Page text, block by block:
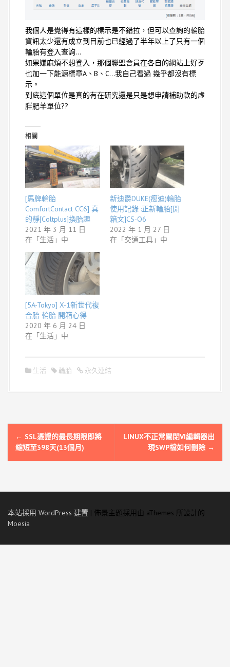
我個人是覺得有這樣的標示是不錯拉，但可以查詢的輪胎
資訊太少還有成立到目前也已經過了半年以上了只有一個
輪胎有登入查詢…
如果嫌麻煩不想登入，那個聯盟會員在各自的網站上好歹
也加一下能源標章A、B、C…我自己看過 幾乎都沒有標
示。
到底這個單位是真的有在研究還是只是想申請補助款的虛
胖肥羊單位??
相關
[馬牌輪胎
ComfortContact CC6] 真
的靜[Coltplus]換胎趣
2021 年 3 月 11 日
在「生活」中
新迪爵DUKE(瘦迪)輪胎
使用記錄 :正新輪胎[開
箱文]CS-O6
2022 年 1 月 27 日
在「交通工具」中
[5A-Tokyo] X-1新世代複
合胎 輪胎 開箱心得
2020 年 6 月 24 日
在「生活」中
生活 輪胎 永久連結
文
章
覽
← SSL憑證的最長期限即將
縮短至398天(13個月)
LINUX不正常關閉VI編輯器出
現SWP檔如何刪除 →
本站採用 WordPress 建置 | 佈景主題採用由 aThemes 所設計的
Moesia